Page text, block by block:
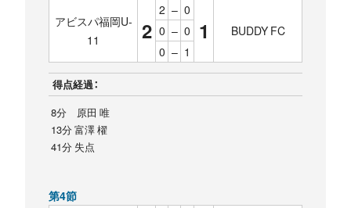
アビスパ福岡U-
11
2
2 – 0
1 BUDDY FC
0 – 0
0 – 1
得点経過：
8分 原田 唯
13分 富澤 櫂
41分 失点
第4節